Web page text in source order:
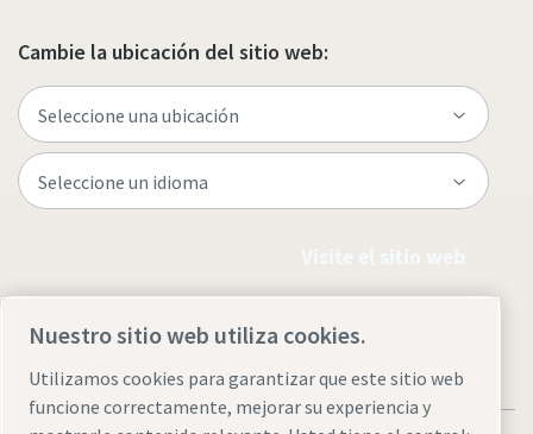
Cambie la ubicación del sitio web:
Nuestro sitio web utiliza cookies.
Utilizamos cookies para garantizar que este sitio web
funcione correctamente, mejorar su experiencia y